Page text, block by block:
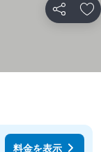
シェア お
料金を表示